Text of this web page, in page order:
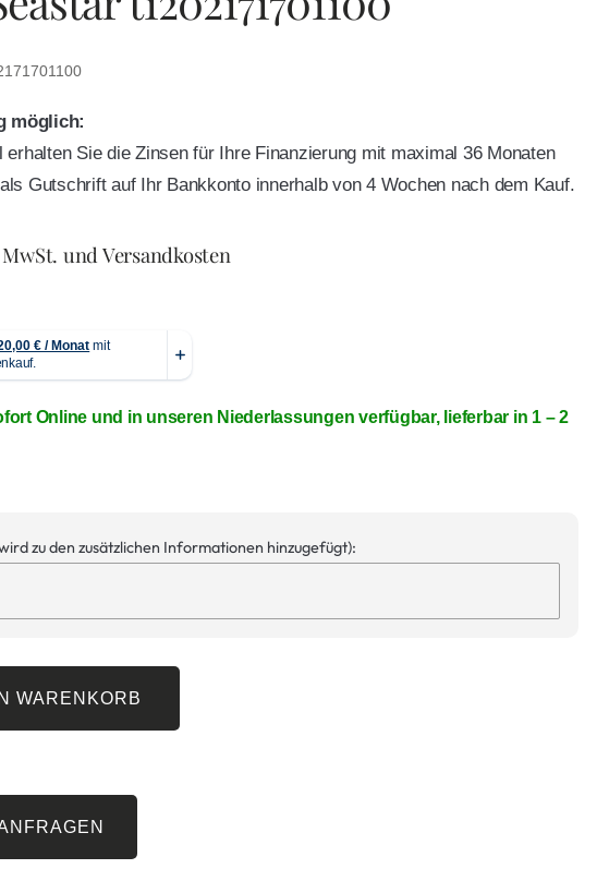
möglich:
erhalten Sie die Zinsen für Ihre Finanzierung mit maximal 36 Monaten
Gutschrift auf Ihr Bankkonto innerhalb von 4 Wochen nach dem Kauf.
und Versandkosten
Online und in unseren Niederlassungen verfügbar, lieferbar in 1 – 2
zu den zusätzlichen Informationen hinzugefügt):
WARENKORB